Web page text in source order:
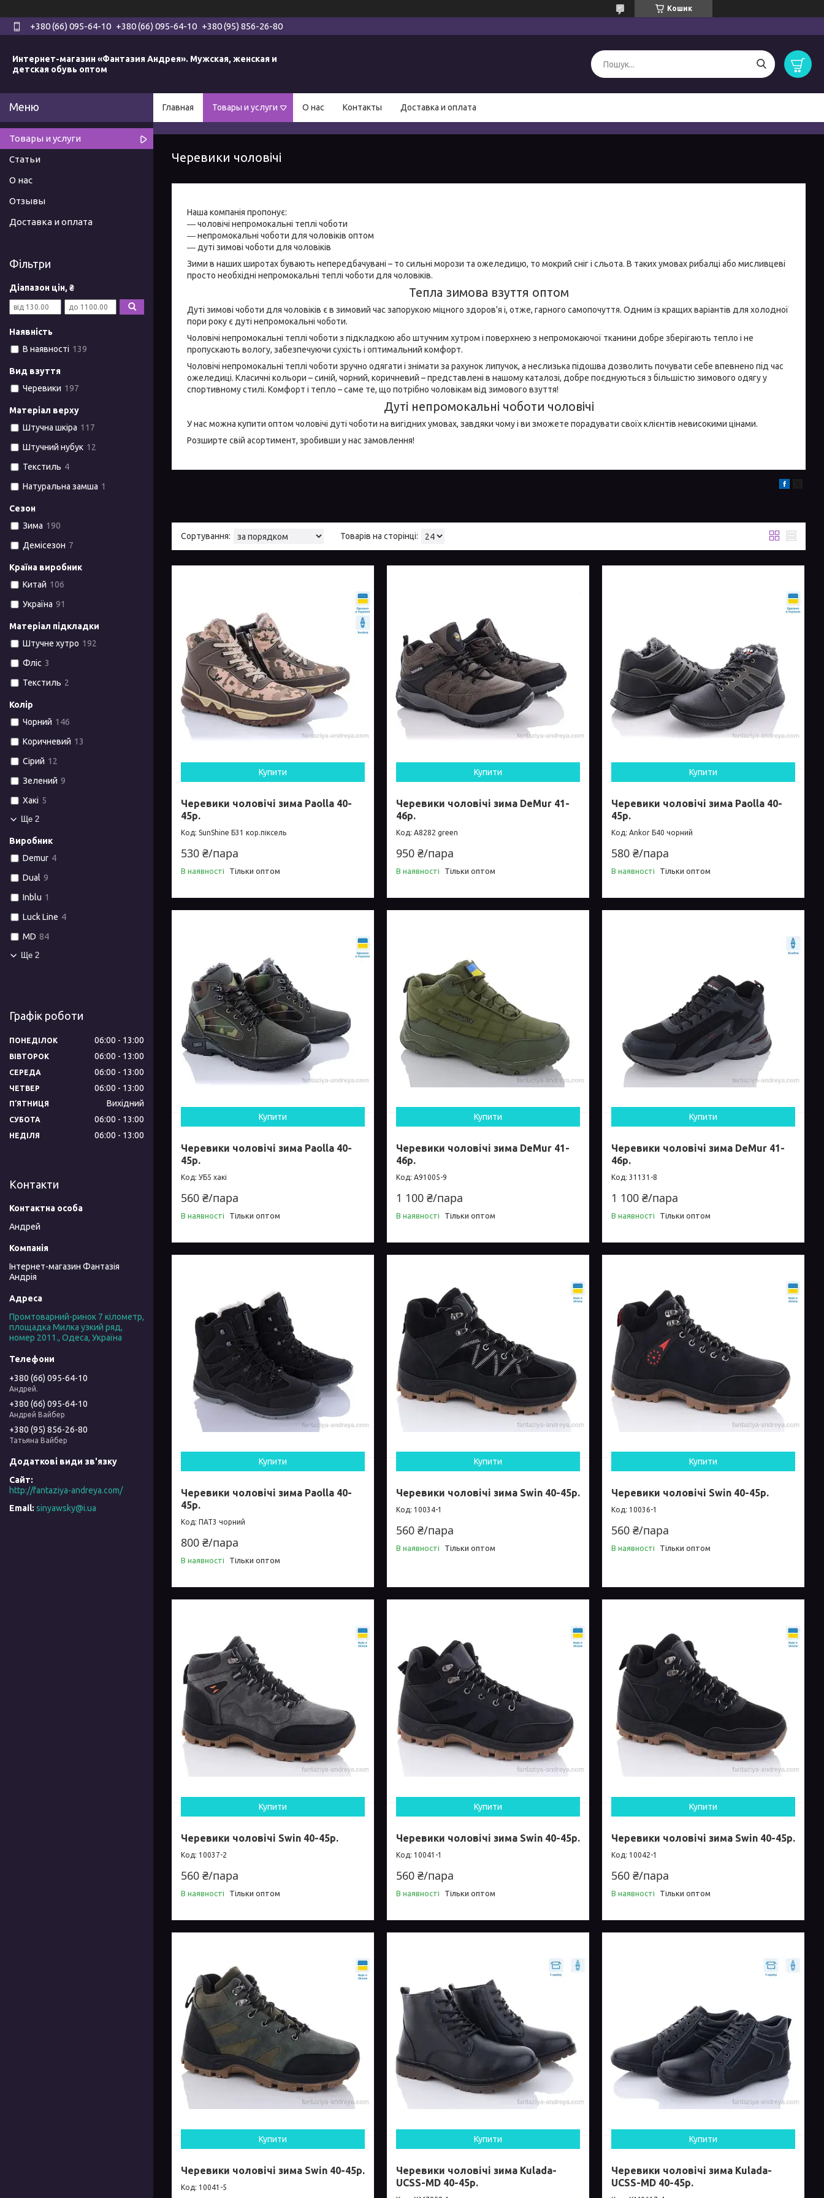
Кошик
+380 (66) 095-64-10 +380 (66) 095-64-10 +380 (95) 856-26-80
Интернет-магазин «Фантазия Андрея». Мужская, женская и
детская обувь оптом
Главная Товары и услуги О нас Контакты Доставка и оплата
Черевики чоловічі
Наша компанія пропонує:
― чоловічі непромокальні теплі чоботи
― непромокальні чоботи для чоловіків оптом
― дуті зимові чоботи для чоловіків
Зими в наших широтах бувають непередбачувані – то сильні морози та ожеледицю, то мокрий сніг і сльота. В таких умовах рибалці або мисливцеві
просто необхідні непромокальні теплі чоботи для чоловіків.
Тепла зимова взуття оптом
Дуті зимові чоботи для чоловіків є в зимовий час запорукою міцного здоров'я і, отже, гарного самопочуття. Одним із кращих варіантів для холодної
пори року є дуті непромокальні чоботи.
Чоловічі непромокальні теплі чоботи з підкладкою або штучним хутром і поверхнею з непромокаючої тканини добре зберігають тепло і не
пропускають вологу, забезпечуючи сухість і оптимальний комфорт.
Чоловічі непромокальні теплі чоботи зручно одягати і знімати за рахунок липучок, а неслизька підошва дозволить почувати себе впевнено під час
ожеледиці. Класичні кольори – синій, чорний, коричневий – представлені в нашому каталозі, добре поєднуються з більшістю зимового одягу у
спортивному стилі. Комфорт і тепло – саме те, що потрібно чоловікам від зимового взуття!
Дуті непромокальні чоботи чоловічі
У нас можна купити оптом чоловічі дуті чоботи на вигідних умовах, завдяки чому і ви зможете порадувати своїх клієнтів невисокими цінами.
Розширте свій асортимент, зробивши у нас замовлення!
Купити
Черевики чоловічі зима Paolla 40-
45р.
SunShine Б31 кор.піксель
530 ₴/пара
В наявності Тільки оптом
Купити
Черевики чоловічі зима DeMur 41-
46р.
A8282 green
950 ₴/пара
В наявності Тільки оптом
Купити
Черевики чоловічі зима Paolla 40-
45р.
Ankor Б40 чорний
580 ₴/пара
В наявності Тільки оптом
Купити
Черевики чоловічі зима Paolla 40-
45р.
УБ5 хакі
560 ₴/пара
В наявності Тільки оптом
Купити
Черевики чоловічі зима DeMur 41-
46р.
A91005-9
1 100 ₴/пара
В наявності Тільки оптом
Купити
Черевики чоловічі зима DeMur 41-
46р.
31131-8
1 100 ₴/пара
В наявності Тільки оптом
Купити
Черевики чоловічі зима Paolla 40-
45р.
ПАТ3 чорний
800 ₴/пара
В наявності Тільки оптом
Купити
Черевики чоловічі зима Swin 40-45р.
10034-1
560 ₴/пара
В наявності Тільки оптом
Купити
Черевики чоловічі Swin 40-45р.
10036-1
560 ₴/пара
В наявності Тільки оптом
Купити
Черевики чоловічі Swin 40-45р.
10037-2
560 ₴/пара
В наявності Тільки оптом
Купити
Черевики чоловічі зима Swin 40-45р.
10041-1
560 ₴/пара
В наявності Тільки оптом
Купити
Черевики чоловічі зима Swin 40-45р.
10042-1
560 ₴/пара
В наявності Тільки оптом
Купити
Черевики чоловічі зима Swin 40-45р.
10041-5
Купити
Черевики чоловічі зима Kulada-
UCSS-MD 40-45р.
Купити
Черевики чоловічі зима Kulada-
UCSS-MD 40-45р.
Товары и услуги
Статьи
О нас
Отзывы
Доставка и оплата
Фільтри
Діапазон цін, ₴
Наявність
В наявності 139
Вид взуття
Черевики 197
Матеріал верху
Штучна шкіра 117
Штучний нубук 12
Текстиль 4
Натуральна замша 1
Сезон
Зима 190
Демісезон 7
Країна виробник
Китай 106
Україна 91
Матеріал підкладки
Штучне хутро 192
Фліс 3
Текстиль 2
Колір
Чорний 146
Коричневий 13
Сірий 12
Зелений 9
Хакі 5
Ще 2
Виробник
Demur 4
Dual 9
Inblu 1
Luck Line 4
MD 84
Ще 2
Графік роботи
ПОНЕДІЛОК 06:00 13:00
ВІВТОРОК 06:00 13:00
СЕРЕДА 06:00 13:00
ЧЕТВЕР 06:00 13:00
ПʼЯТНИЦЯ Вихідний
СУБОТА 06:00 13:00
НЕДІЛЯ 06:00 13:00
Контакти
Андрей
Інтернет-магазин Фантазія
Андрія
Промтоварний-ринок 7 кілометр,
площадка Милка узкий ряд,
номер 2011., Одеса, Україна
+380 (66) 095-64-10
Андрей.
+380 (66) 095-64-10
Андрей Вайбер
+380 (95) 856-26-80
Татьяна Вайбер
http://fantaziya-andreya.com/
sinyawsky@i.ua